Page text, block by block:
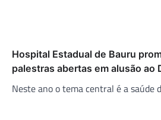
Hospital Estadual de Bauru
palestras abertas em alusão ao
Neste ano o tema central é a saúde